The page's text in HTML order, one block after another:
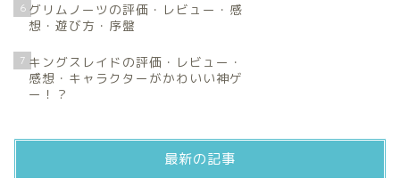
6 グリムノーツの評価・レビュー・感
想・遊び方・序盤
7 キングスレイドの評価・レビュー・
感想・キャラクターがかわいい神ゲ
ー！？
最新の記事